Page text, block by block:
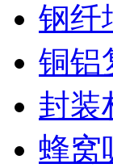
钢纤
铜铝
封装
蜂窝